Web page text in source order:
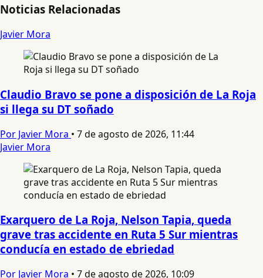
Noticias Relacionadas
Javier Mora
Claudio Bravo se pone a disposición de La Roja
si llega su DT soñado
Por Javier Mora • 7 de agosto de 2026, 11:44
Javier Mora
Exarquero de La Roja, Nelson Tapia, queda
grave tras accidente en Ruta 5 Sur mientras
conducía en estado de ebriedad
Por Javier Mora • 7 de agosto de 2026, 10:09